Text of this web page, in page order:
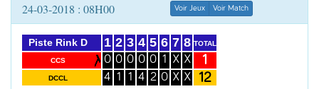
24-03-2018 : 08H00 Voir Jeux Voir Match
Piste Rink D
CCS
DCCL
1
0
4
2
0
1
3
0
1
4
0
4
5
0
2
6
1
0
7
X
X
8
X
X
TOTAL
1
12